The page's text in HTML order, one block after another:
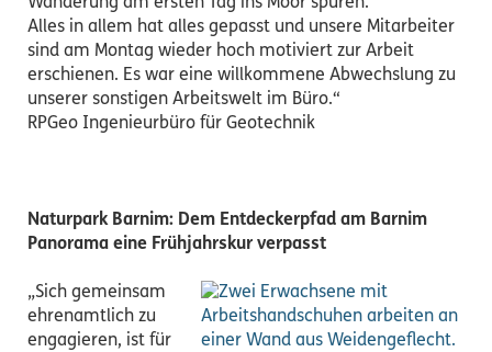
Wanderung am ersten Tag ins Moor spüren.
Alles in allem hat alles gepasst und unsere Mitarbeiter
sind am Montag wieder hoch motiviert zur Arbeit
erschienen. Es war eine willkommene Abwechslung zu
unserer sonstigen Arbeitswelt im Büro.“
RPGeo Ingenieurbüro für Geotechnik
Naturpark Barnim: Dem Entdeckerpfad am Barnim
Panorama eine Frühjahrskur verpasst
„Sich gemeinsam
ehrenamtlich zu
engagieren, ist für